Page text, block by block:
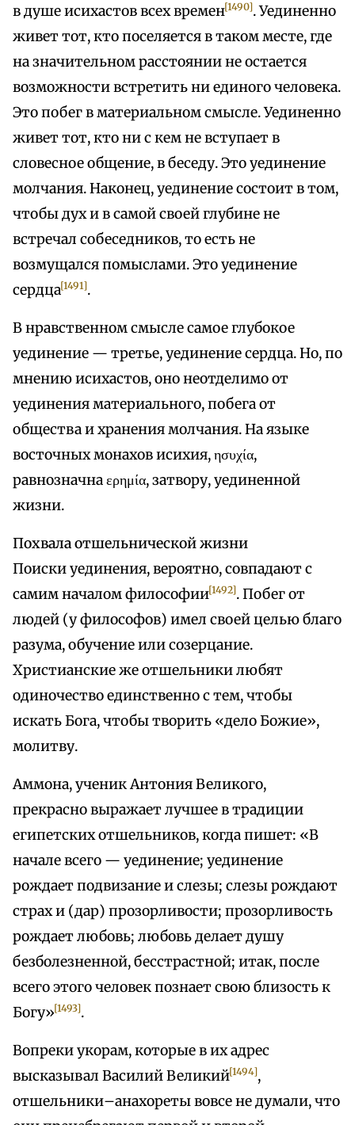
в душе исихастов всех времен[1490]. Уединенно
живет тот, кто поселяется в таком месте, где
на значительном расстоянии не остается
возможности встретить ни единого человека.
Это побег в материальном смысле. Уединенно
живет тот, кто ни с кем не вступает в
словесное общение, в беседу. Это уединение
молчания. Наконец, уединение состоит в том,
чтобы дух и в самой своей глубине не
встречал собеседников, то есть не
возмущался помыслами. Это уединение
сердца[1491].
В нравственном смысле самое глубокое
уединение — третье, уединение сердца. Но, по
мнению исихастов, оно неотделимо от
уединения материального, побега от
общества и хранения молчания. На языке
восточных монахов исихия, ησυχία,
равнозначна ερημία, затвору, уединенной
жизни.
Похвала отшельнической жизни
Поиски уединения, вероятно, совпадают с
самим началом философии[1492]. Побег от
людей (у философов) имел своей целью благо
разума, обучение или созерцание.
Христианские же отшельники любят
одиночество единственно с тем, чтобы
искать Бога, чтобы творить «дело Божие»,
молитву.
Аммона, ученик Антония Великого,
прекрасно выражает лучшее в традиции
египетских отшельников, когда пишет: «В
начале всего — уединение; уединение
рождает подвизание и слезы; слезы рождают
страх и (дар) прозорливости; прозорливость
рождает любовь; любовь делает душу
безболезненной, бесстрастной; итак, после
всего этого человек познает свою близость к
Богу»[1493].
Вопреки укорам, которые в их адрес
высказывал Василий Великий[1494],
отшельники–анахореты вовсе не думали, что